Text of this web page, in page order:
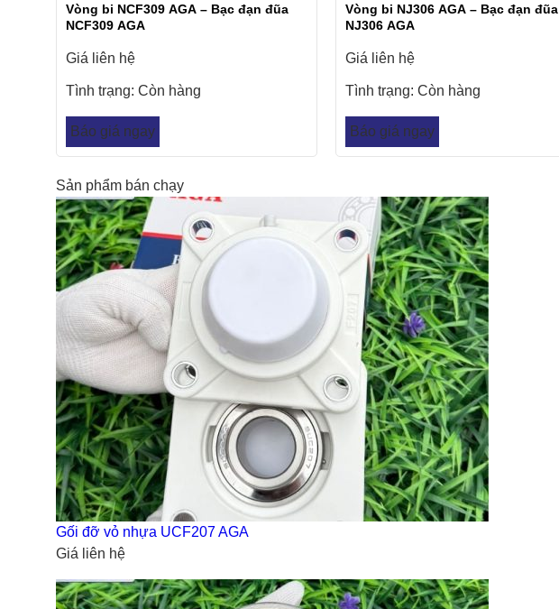
Vòng bi NCF309 AGA – Bạc đạn đũa
NCF309 AGA
Giá liên hệ
Tình trạng: Còn hàng
Báo giá ngay
Vòng bi NJ306 AGA – Bạc đạn đũa
NJ306 AGA
Giá liên hệ
Tình trạng: Còn hàng
Báo giá ngay
Sản phẩm bán chạy
Gối đỡ vỏ nhựa UCF207 AGA
Giá liên hệ